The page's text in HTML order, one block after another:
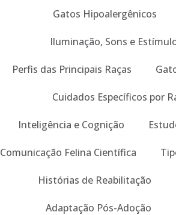
Gatos Hipoalergênicos
Iluminação, Sons e
Perfis das Principais Raças
Cuidados Específicos por
Inteligência e Cognição
Comunicação Felina Científica
Histórias de Reabilitação
Adaptação Pós-Adoção